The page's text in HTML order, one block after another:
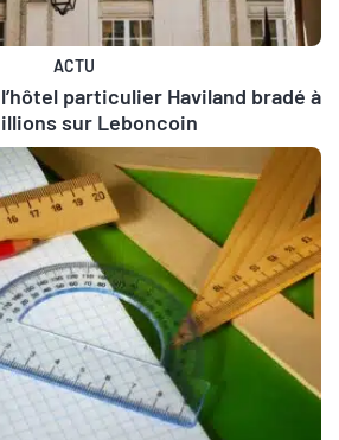
ACTU
particulier Haviland bradé à
sur Leboncoin